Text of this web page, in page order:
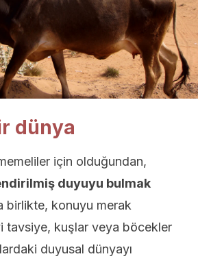
dünya
için olduğundan,
duyuyu bulmak
birlikte, konuyu merak
tavsiye, kuşlar veya böcekler
duyusal dünyayı